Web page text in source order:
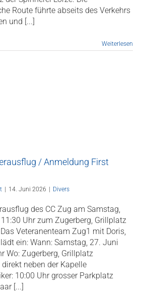
Route führte abseits des Verkehrs
und [...]
Weiterlesen
/ Anmeldung First
14. Juni 2026 Divers
des CC Zug am Samstag,
Uhr zum Zugerberg, Grillplatz
Veteranenteam Zug1 mit Doris,
ein: Wann: Samstag, 27. Juni
Wo: Zugerberg, Grillplatz
neben der Kapelle
10:00 Uhr grosser Parkplatz
[...]